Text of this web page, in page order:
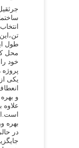
خود
و
بهره
در